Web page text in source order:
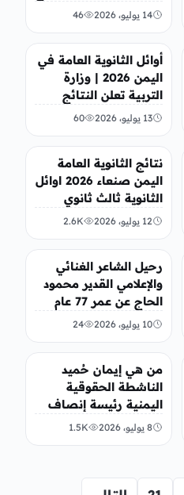
عنه بعد إسبوع من
14 يوليو، 2026 46
تريندات
أوائل الثانوية العامة في
اليمن 2026 | وزارة
التربية تعلن النتائج
بنسبة نجاح 88.12%
13 يوليو، 2026 60
أخبار محلية
نتائج الثانوية العامة
اليمن صنعاء 2026 اوائل
الثانوية ثالث ثانوي
الجمهورية
12 يوليو، 2026 2.6K
أخبار محلية
رحيل الشاعر الغنائي
والإعلامي القدير محمود
الحاج عن عمر 77 عام
10 يوليو، 2026 24
أخبار محلية
من هي إيمان حُميد
الناشطة الحقوقية
اليمنية رئيسة إنصاف
للحقوق والتنمية
8 يوليو، 2026 1.5K